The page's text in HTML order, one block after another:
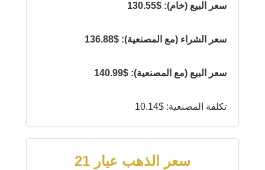
سعر البيع (خام): $130.55
سعر الشراء (مع المصنعية): $136.88
سعر البيع (مع المصنعية): $140.99
تكلفة المصنعية: $10.14
سعر الذهب عيار 21